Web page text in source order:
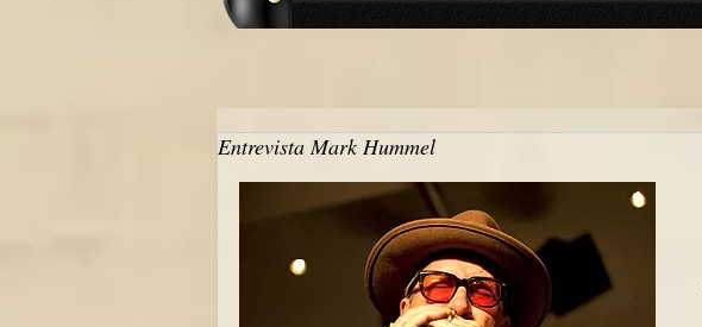
Entrevista Mark Hummel